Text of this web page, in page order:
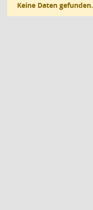
Keine Daten gefunden.